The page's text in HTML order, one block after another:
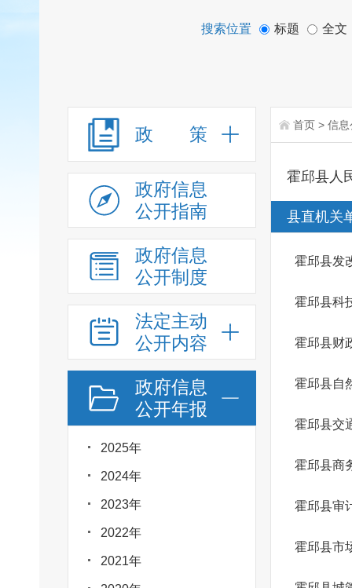
搜索位置 标题 全文
政 策
政府信息
公开指南
政府信息
公开制度
法定主动
公开内容
政府信息
公开年报
2025年
2024年
2023年
2022年
2021年
首页 > 信息
霍邱县人
县直机关
霍邱县发
霍邱县科
霍邱县财
霍邱县自
霍邱县交
霍邱县商
霍邱县审
霍邱县市